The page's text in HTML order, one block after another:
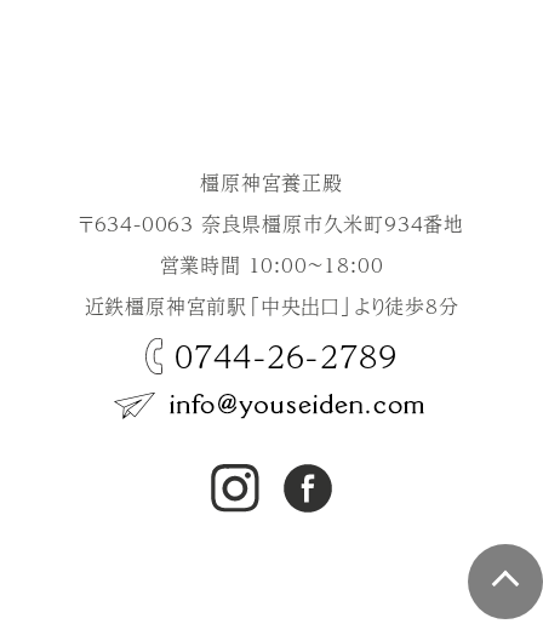
橿原神宮養正殿
〒634-0063 奈良県橿原市久米町934番地
営業時間 10:00～18:00
近鉄橿原神宮前駅「中央出口」より徒歩8分
0744-26-2789